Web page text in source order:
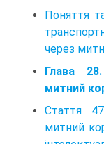
Поняття
через
Глава
митний
Стаття
митний